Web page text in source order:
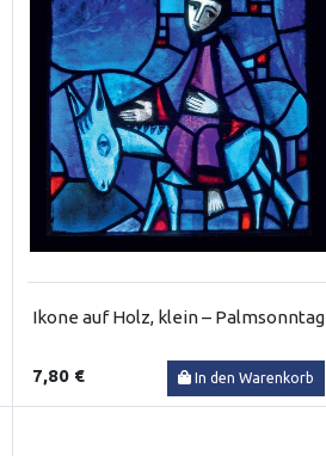
Ikone auf Holz, klein – Palmsonntag
7,80 € In den Warenkorb